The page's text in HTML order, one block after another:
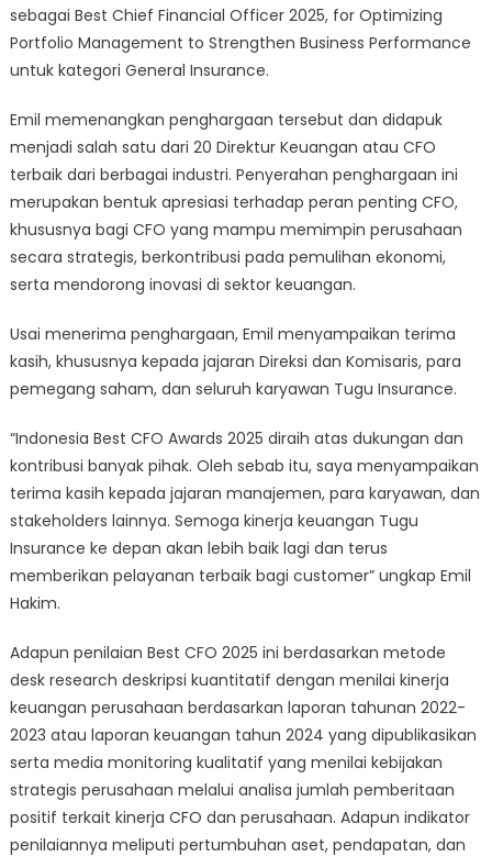
sebagai Best Chief Financial Officer 2025, for Optimizing
Portfolio Management to Strengthen Business Performance
untuk kategori General Insurance.
Emil memenangkan penghargaan tersebut dan didapuk
menjadi salah satu dari 20 Direktur Keuangan atau CFO
terbaik dari berbagai industri. Penyerahan penghargaan ini
merupakan bentuk apresiasi terhadap peran penting CFO,
khususnya bagi CFO yang mampu memimpin perusahaan
secara strategis, berkontribusi pada pemulihan ekonomi,
serta mendorong inovasi di sektor keuangan.
Usai menerima penghargaan, Emil menyampaikan terima
kasih, khususnya kepada jajaran Direksi dan Komisaris, para
pemegang saham, dan seluruh karyawan Tugu Insurance.
“Indonesia Best CFO Awards 2025 diraih atas dukungan dan
kontribusi banyak pihak. Oleh sebab itu, saya menyampaikan
terima kasih kepada jajaran manajemen, para karyawan, dan
stakeholders lainnya. Semoga kinerja keuangan Tugu
Insurance ke depan akan lebih baik lagi dan terus
memberikan pelayanan terbaik bagi customer” ungkap Emil
Hakim.
Adapun penilaian Best CFO 2025 ini berdasarkan metode
desk research deskripsi kuantitatif dengan menilai kinerja
keuangan perusahaan berdasarkan laporan tahunan 2022-
2023 atau laporan keuangan tahun 2024 yang dipublikasikan
serta media monitoring kualitatif yang menilai kebijakan
strategis perusahaan melalui analisa jumlah pemberitaan
positif terkait kinerja CFO dan perusahaan. Adapun indikator
penilaiannya meliputi pertumbuhan aset, pendapatan, dan